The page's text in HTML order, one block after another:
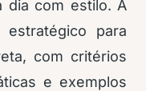
dia com estilo. A
para
com critérios
e exemplos